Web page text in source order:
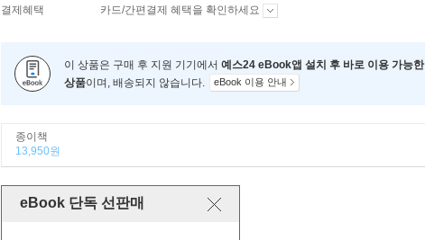
결제혜택 카드/간편결제 혜택을 확인하세요
이 상품은 구매 후 지원 기기에서 예스24 eBook앱 설치 후 바로 이용 가능한
상품이며, 배송되지 않습니다. eBook 이용 안내
종이책
13,950원
eBook 단독 선판매